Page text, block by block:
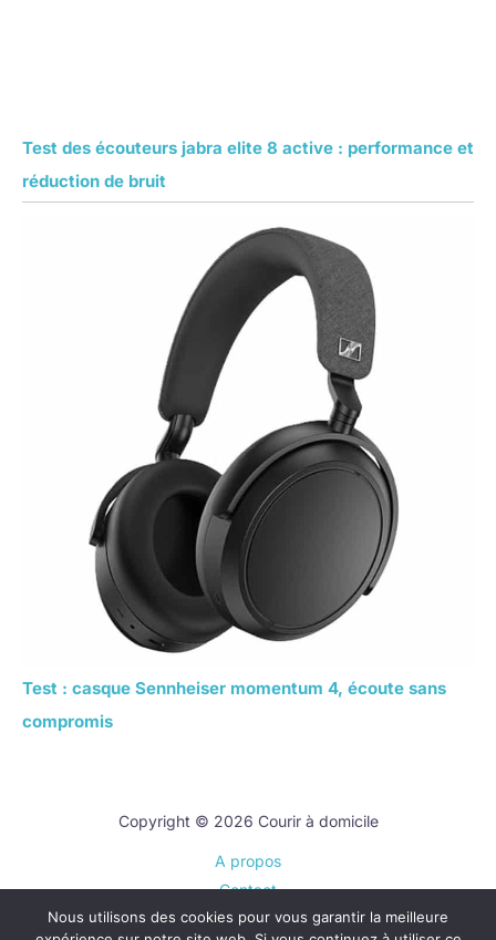
Test des écouteurs jabra elite 8 active : performance et
réduction de bruit
Test : casque Sennheiser momentum 4, écoute sans
compromis
Copyright © 2026 Courir à domicile
A propos
Contact
Plan du site
Nous utilisons des cookies pour vous garantir la meilleure